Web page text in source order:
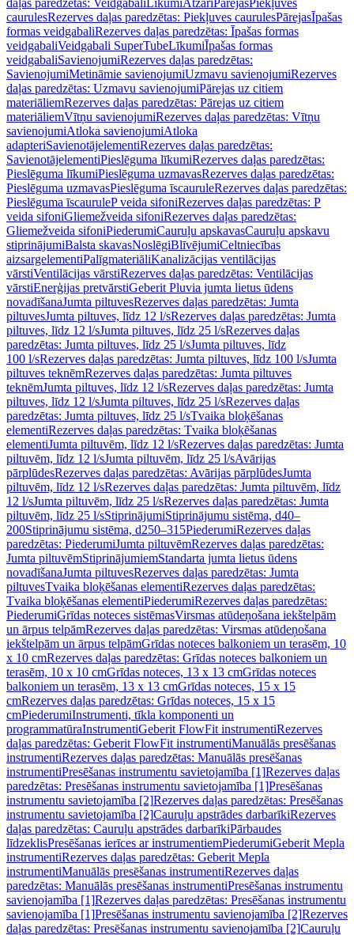
daļas paredzētas: Veidgabali LīkumiAtzari PārejasPiekļuves
caurulesRezerves daļas paredzētas: Piekļuves caurulesPārejasĪpašas
formas veidgabaliRezerves daļas paredzētas: Īpašas formas
veidgabaliVeidgabali SuperTubeLīkumiĪpašas formas
veidgabaliSavienojumiRezerves daļas paredzētas:
SavienojumiMetināmie savienojumiUzmavu savienojumiRezerves
daļas paredzētas: Uzmavu savienojumiPārejas uz citiem
materiāliemRezerves daļas paredzētas: Pārejas uz citiem
materiāliemVītņu savienojumiRezerves daļas paredzētas: Vītņu
savienojumiAtloka savienojumiAtloka
adapteriSavienotājelementiRezerves daļas paredzētas:
SavienotājelementiPieslēguma līkumiRezerves daļas paredzētas:
Pieslēguma līkumiPieslēguma uzmavasRezerves daļas paredzētas:
Pieslēguma uzmavasPieslēguma īscauruleRezerves daļas paredzētas:
Pieslēguma īscauruleP veida sifoniRezerves daļas paredzētas: P
veida sifoniGliemežveida sifoniRezerves daļas paredzētas:
Gliemežveida sifoniPiederumiCauruļu apskavasCauruļu apskavu
stiprinājumiBalsta skavasNoslēgiBlīvējumiCeltniecības
aizsargelementiPalīgmateriāliKanalizācijas ventilācijas
vārstiVentilācijas vārstiRezerves daļas paredzētas: Ventilācijas
vārstiEnerģijas pretvārstiGeberit Pluvia jumta lietus ūdens
novadīšanaJumta piltuvesRezerves daļas paredzētas: Jumta
piltuvesJumta piltuves, līdz 12 l/sRezerves daļas paredzētas: Jumta
piltuves, līdz 12 l/sJumta piltuves, līdz 25 l/sRezerves daļas
paredzētas: Jumta piltuves, līdz 25 l/sJumta piltuves, līdz
100 l/sRezerves daļas paredzētas: Jumta piltuves, līdz 100 l/sJumta
piltuves teknēmRezerves daļas paredzētas: Jumta piltuves
teknēmJumta piltuves, līdz 12 l/sRezerves daļas paredzētas: Jumta
piltuves, līdz 12 l/sJumta piltuves, līdz 25 l/sRezerves daļas
paredzētas: Jumta piltuves, līdz 25 l/sTvaika bloķēšanas
elementiRezerves daļas paredzētas: Tvaika bloķēšanas
elementiJumta piltuvēm, līdz 12 l/sRezerves daļas paredzētas: Jumta
piltuvēm, līdz 12 l/sJumta piltuvēm, līdz 25 l/sAvārijas
pārplūdesRezerves daļas paredzētas: Avārijas pārplūdesJumta
piltuvēm, līdz 12 l/sRezerves daļas paredzētas: Jumta piltuvēm, līdz
12 l/sJumta piltuvēm, līdz 25 l/sRezerves daļas paredzētas: Jumta
piltuvēm, līdz 25 l/sStiprinājumiStiprinājumu sistēma, d40–
200Stiprinājumu sistēma, d250–315PiederumiRezerves daļas
paredzētas: PiederumiJumta piltuvēmRezerves daļas paredzētas:
Jumta piltuvēmStiprinājumiemStandarta jumta lietus ūdens
novadīšanaJumta piltuvesRezerves daļas paredzētas: Jumta
piltuvesTvaika bloķēšanas elementiRezerves daļas paredzētas:
Tvaika bloķēšanas elementiPiederumiRezerves daļas paredzētas:
PiederumiGrīdas noteces sistēmasVirsmas atūdeņošana iekštelpām
un ārpus telpāmRezerves daļas paredzētas: Virsmas atūdeņošana
iekštelpām un ārpus telpāmGrīdas noteces balkoniem un terasēm, 10
x 10 cmRezerves daļas paredzētas: Grīdas noteces balkoniem un
terasēm, 10 x 10 cmGrīdas noteces, 13 x 13 cmGrīdas noteces
balkoniem un terasēm, 13 x 13 cmGrīdas noteces, 15 x 15
cmRezerves daļas paredzētas: Grīdas noteces, 15 x 15
cmPiederumiInstrumenti, tīkla komponenti un
programmatūraInstrumentiGeberit FlowFit instrumentiRezerves
daļas paredzētas: Geberit FlowFit instrumentiManuālās presēšanas
instrumentiRezerves daļas paredzētas: Manuālās presēšanas
instrumentiPresēšanas instrumentu savietojamība [1]Rezerves daļas
paredzētas: Presēšanas instrumentu savietojamība [1]Presēšanas
instrumentu savietojamība [2]Rezerves daļas paredzētas: Presēšanas
instrumentu savietojamība [2]Cauruļu apstrādes darbarīkiRezerves
daļas paredzētas: Cauruļu apstrādes darbarīkiPārbaudes
līdzeklisPresēšanas ierīces ar instrumentiemPiederumiGeberit Mepla
instrumentiRezerves daļas paredzētas: Geberit Mepla
instrumentiManuālās presēšanas instrumentiRezerves daļas
paredzētas: Manuālās presēšanas instrumentiPresēšanas instrumentu
savienojamība [1]Rezerves daļas paredzētas: Presēšanas instrumentu
savienojamība [1]Presēšanas instrumentu savienojamība [2]Rezerves
daļas paredzētas: Presēšanas instrumentu savienojamība [2]Cauruļu